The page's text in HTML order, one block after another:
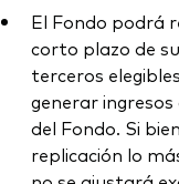
El Fondo podrá
corto plazo de
terceros
generar
del Fondo. Si
replicación lo